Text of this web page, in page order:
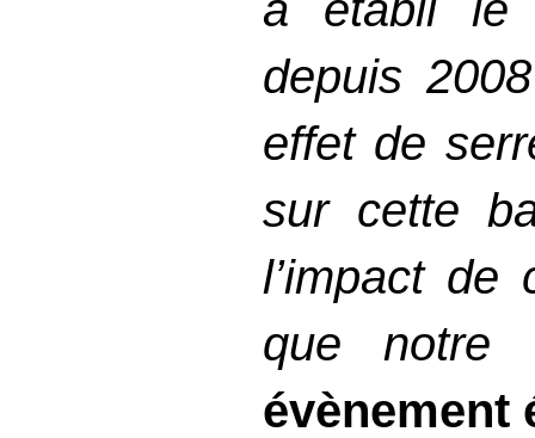
depuis
effet de
sur cette
l’impact de
que notre
évènement